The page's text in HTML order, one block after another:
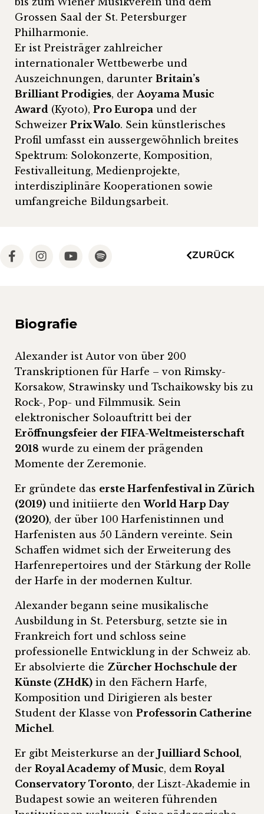
Grossen Saal der St. Petersburger
Philharmonie.
Er ist Preisträger zahlreicher
internationaler Wettbewerbe und
Auszeichnungen, darunter Britain’s
Brilliant Prodigies, der Aoyama Music
Award (Kyoto), Pro Europa und der
Schweizer Prix Walo. Sein künstlerisches
Profil umfasst ein aussergewöhnlich breites
Spektrum: Solokonzerte, Komposition,
Festivalleitung, Medienprojekte,
interdisziplinäre Kooperationen sowie
umfangreiche Bildungsarbeit.
ZURÜCK
Biografie
Alexander ist Autor von über 200
Transkriptionen für Harfe – von Rimsky-
Korsakow, Strawinsky und Tschaikowsky bis zu
Rock-, Pop- und Filmmusik. Sein
elektronischer Soloauftritt bei der
Eröffnungsfeier der FIFA-Weltmeisterschaft
2018 wurde zu einem der prägenden
Momente der Zeremonie.
Er gründete das erste Harfenfestival in Zürich
(2019) und initiierte denWorld Harp Day
(2020), der über 100 Harfenistinnen und
Harfenisten aus 50 Ländern vereinte. Sein
Schaffen widmet sich der Erweiterung des
Harfenrepertoires und der Stärkung der Rolle
der Harfe in der modernen Kultur.
Alexander begann seine musikalische
Ausbildung in St. Petersburg, setzte sie in
Frankreich fort und schloss seine
professionelle Entwicklung in der Schweiz ab.
Er absolvierte die Zürcher Hochschule der
Künste (ZHdK) in den Fächern Harfe,
Komposition und Dirigieren als bester
Student der Klasse von Professorin Catherine
Michel.
Er gibt Meisterkurse an der Juilliard School,
der Royal Academy of Music, dem Royal
Conservatory Toronto, der Liszt-Akademie in
Budapest sowie an weiteren führenden